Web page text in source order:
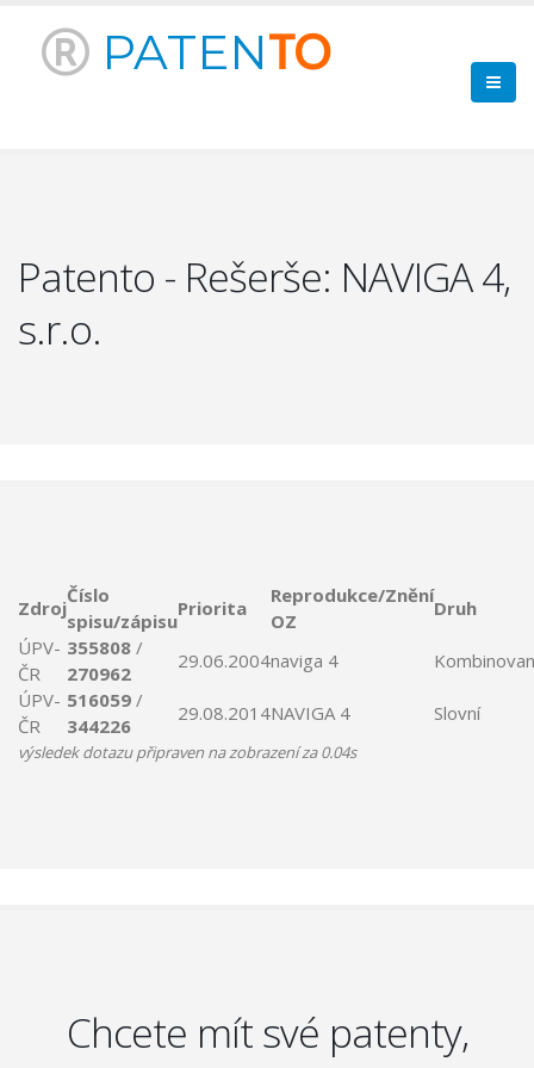
PATENTO
Patento - Rešerše: NAVIGA 4,
s.r.o.
Zdroj
Číslo
spisu/zápisu
Priorita
Reprodukce/Znění
OZ
Druh
ÚPV-
ČR
355808 /
270962
29.06.2004naviga 4
ÚPV-
ČR
516059 /
344226
29.08.2014NAVIGA4 Slovní
výsledek dotazu připraven na zobrazení za 0.04s
Chcete mít své patenty,